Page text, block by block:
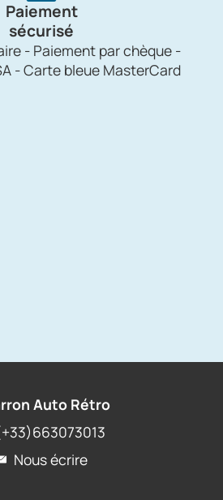
Paiement
sécurisé
- Paiement par chèque -
- Carte bleue MasterCard
Auto Rétro
Nous écrire